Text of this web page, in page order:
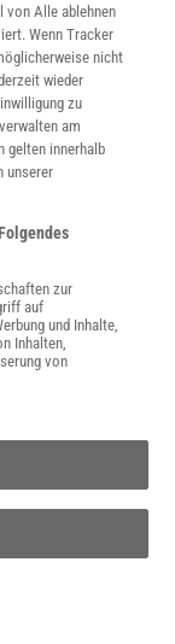
in eine
von Alle ablehnen
Wenn Tracker
nicht
wieder
zu
am
gelten innerhalb
unserer
zur
auf
und Inhalte,
Inhalten,
von